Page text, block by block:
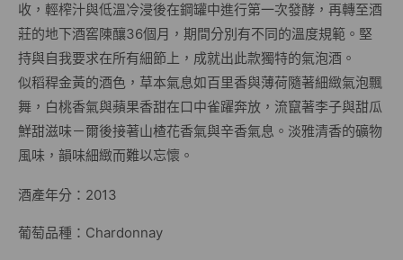
收，輕榨汁與低溫冷浸後在鋼罐中進行第一次發酵，再轉至酒
莊的地下酒窖陳釀36個月，期間分別有不同的溫度規範。堅
持與自我要求在所有細節上，成就出此款獨特的氣泡酒。
似稻稈金黃的酒色，草本氣息如百里香與薄荷隨著細緻氣泡飄
舞，白桃香氣與蘋果香甜在口中雀躍奔放，流竄著李子與甜瓜
鮮甜滋味－爾後接著山楂花香氣與辛香氣息。淡雅清香的礦物
風味，韻味細緻而難以忘懷。
酒產年分：2013
葡萄品種：Chardonnay